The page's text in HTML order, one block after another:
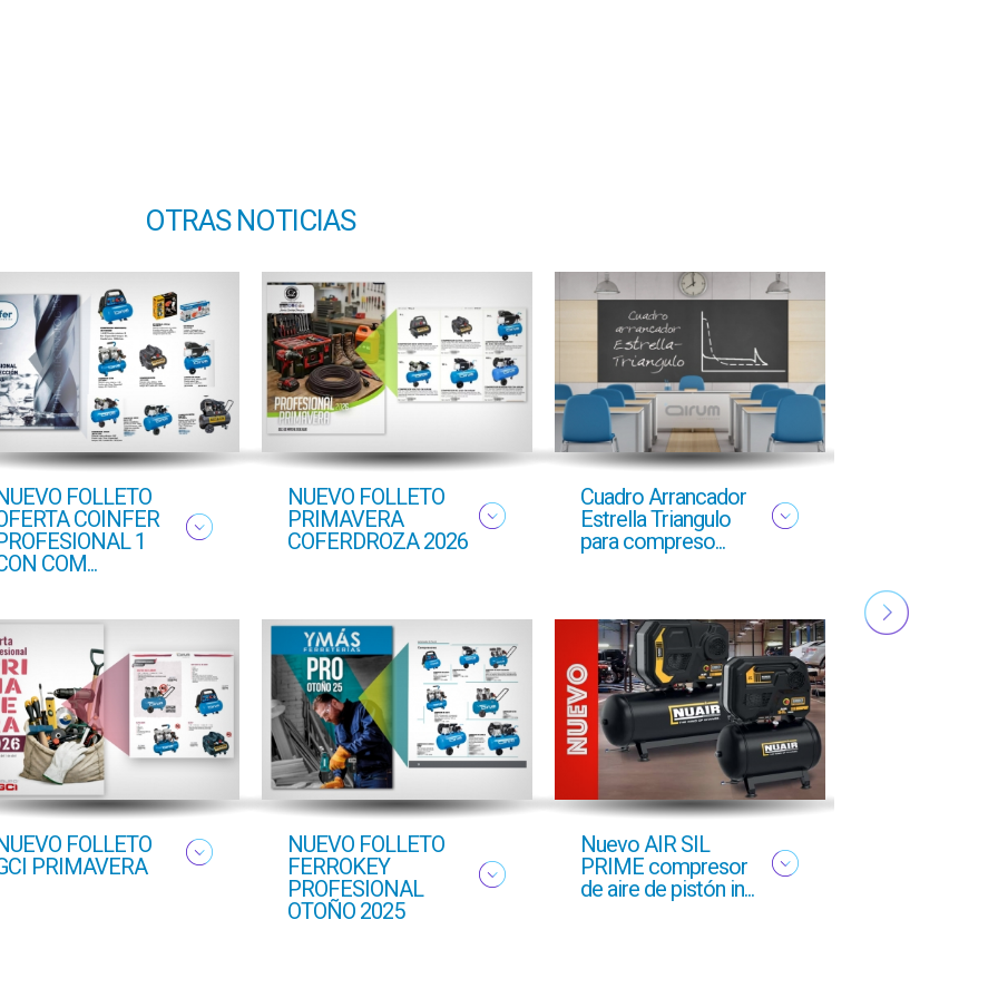
OTRAS NOTICIAS
FOLLETO
COINFER
1
COM...
FOLLETO
PRIMAVERA
NUEVO FOLLETO
PRIMAVERA
COFERDROZA 2026
NUEVO FOLLETO
FERROKEY
PROFESIONAL
OTOÑO 2025
Cuadro Arrancador
Estrella Triangulo
para compreso...
Nuevo AIR SIL
PRIME compresor
de aire de pistón in...